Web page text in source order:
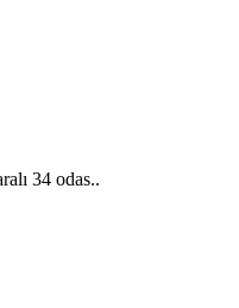
34 odas..